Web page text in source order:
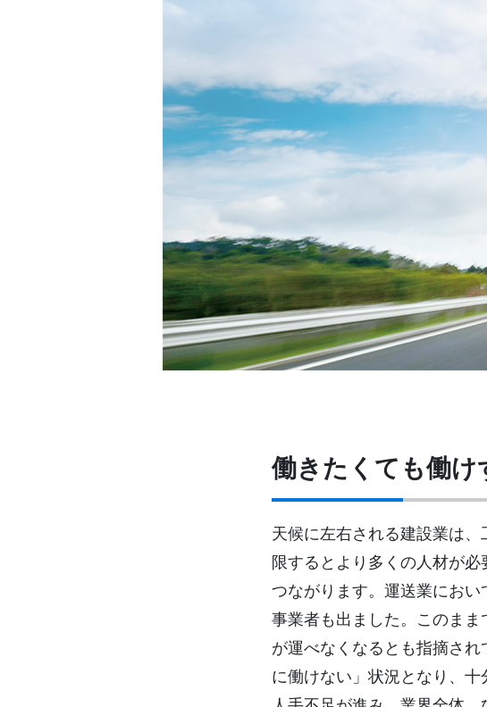
働きたくても働け
天候に左右される建設業は
限するとより多くの人材が
つながります。運送業にお
事業者も出ました。このま
が運べなくなるとも指摘さ
に働けない」状況となり、